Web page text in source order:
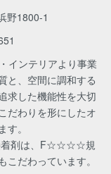
野1800-1
インテリアより事業
と、空間に調和する
求した機能性を大切
だわりを形にしたオ
。
着剤は、F☆☆☆☆規
だわっています。